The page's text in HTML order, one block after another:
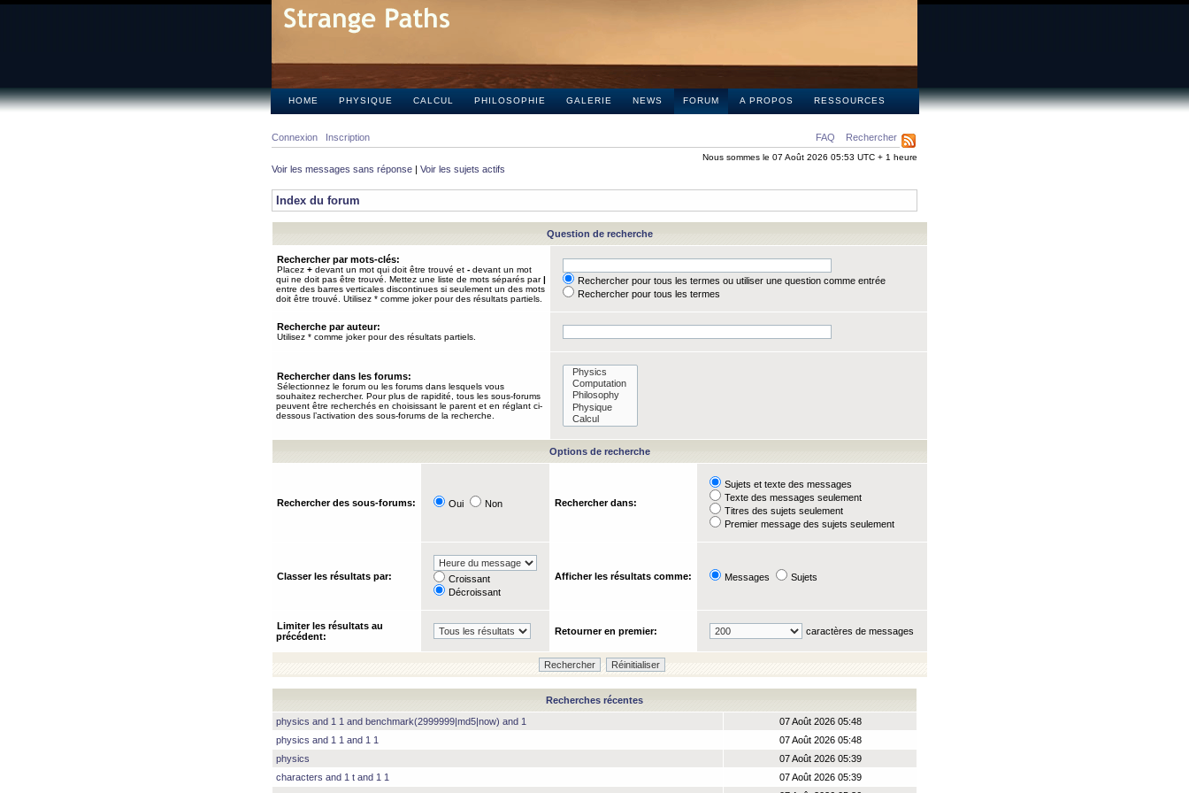
HOME PHYSIQUE CALCUL PHILOSOPHIE GALERIE NEWS FORUM A PROPOS RESSOURCES
FAQ Rechercher
Connexion Inscription
Nous sommes le 07 Août 2026 05:53 UTC + 1 heure
Voir les messages sans réponse | Voir les sujets actifs
Index du forum
Question de recherche
Rechercher par mots-clés:
Placez + devant un mot qui doit être trouvé et - devant un mot
qui ne doit pas être trouvé. Mettez une liste de mots séparés par|
entre des barres verticales discontinues si seulement un des mots
doit être trouvé. Utilisez * comme joker pour des résultats partiels.
Rechercher pour tous les termes ou utiliser une question comme entrée
Rechercher pour tous les termes
Recherche par auteur:
Utilisez * comme joker pour des résultats partiels.
Rechercher dans les forums:
Sélectionnez le forum ou les forums dans lesquels vous
souhaitez rechercher. Pour plus de rapidité, tous les sous-forums
peuvent être recherchés en choisissant le parent et en réglant ci-
dessous l’activation des sous-forums de la recherche.
Options de recherche
Rechercher des sous-forums: Oui Non Rechercher dans:
Sujets et texte des messages
Texte des messages seulement
Titres des sujets seulement
Premier message des sujets seulement
Classer les résultats par:
Croissant
Décroissant
Afficher les résultats comme: Messages Sujets
Limiter les résultats au
précédent:
Retourner en premier: caractères de messages
Recherches récentes
physics and 1 1 and benchmark(2999999|md5|now) and 1
07 Août 2026 05:48
physics and 1 1 and 1 1
07 Août 2026 05:48
physics
07 Août 2026 05:39
characters and 1 t and 1 1
07 Août 2026 05:39